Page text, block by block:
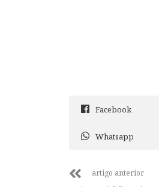
Facebook
Whatsapp
artigo anterior